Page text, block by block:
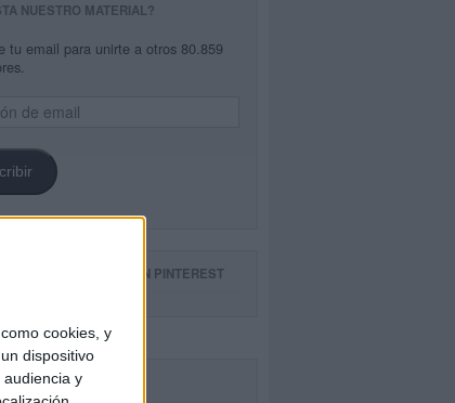
cookies, y
dispositivo
y
NUESTRO MATERIAL?
tu email para unirte a otros 80.859
TABLEROS EN PINTEREST